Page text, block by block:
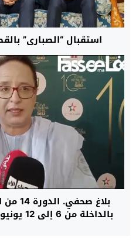
استقبال “الصباري”
بلاغ